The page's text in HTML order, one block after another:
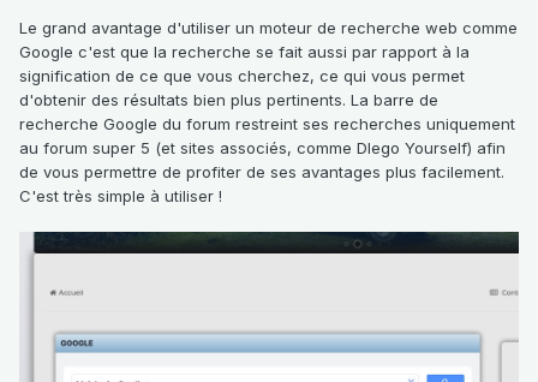
Le grand avantage d'utiliser un moteur de recherche web comme
Google c'est que la recherche se fait aussi par rapport à la
signification de ce que vous cherchez, ce qui vous permet
d'obtenir des résultats bien plus pertinents. La barre de
recherche Google du forum restreint ses recherches uniquement
au forum super 5 (et sites associés, comme DIego Yourself) afin
de vous permettre de profiter de ses avantages plus facilement.
C'est très simple à utiliser !